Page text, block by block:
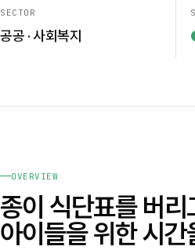
SECTOR
공공 · 사회복지
OVERVIEW
종이 식단표를 버리
아이들을 위한 시